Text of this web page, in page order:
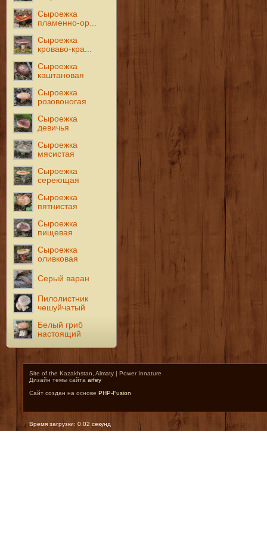
Сыроежка
пламенно-ор...
Сыроежка
кроваво-кра...
Сыроежка
каштановая
Сыроежка
розовоногая
Сыроежка
девичья
Сыроежка
мясистая
Сыроежка
сереющая
Сыроежка
пятнистая
Сыроежка
пищевая
Сыроежка
оливковая
Серый варан
Пилолистник
чешуйчатый
Белый гриб
настоящий
Site of the Kazakhstan, Almaty | Power Innature
Дизайн темы сайта arfey
Сайт создан на основе PHP-Fusion
Время загрузки: 0.02 секунд